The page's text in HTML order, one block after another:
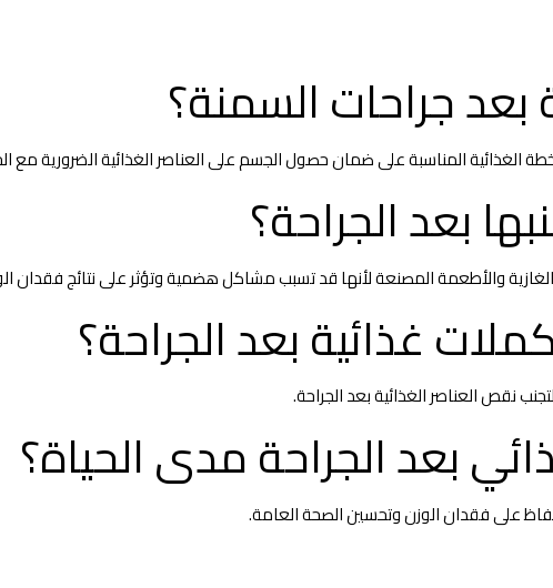
بعد جراحات السمنة؟
الغذائية المناسبة على ضمان حصول الجسم على العناصر الغذائية الضرورية
بعد الجراحة؟
والأطعمة المصنعة لأنها قد تسبب مشاكل هضمية وتؤثر على نتائج فقدان
غذائية بعد الجراحة؟
نقص العناصر الغذائية بعد الجراحة.
بعد الجراحة مدى الحياة؟
على فقدان الوزن وتحسين الصحة العامة.